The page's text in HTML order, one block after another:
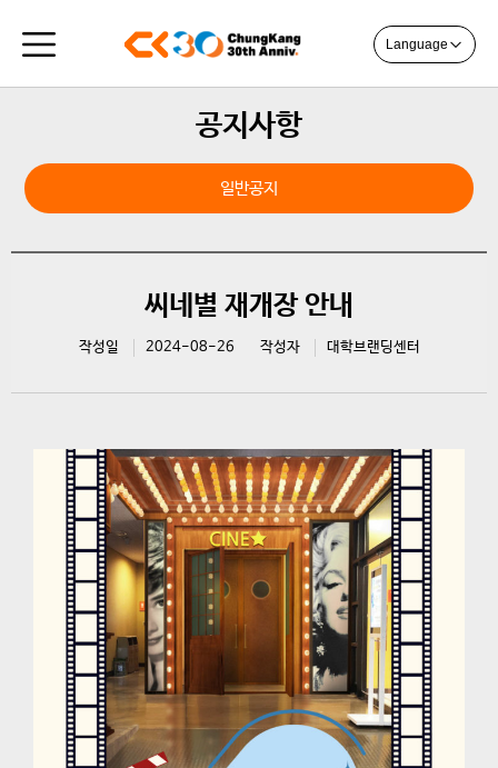
Language
공지사항
일반공지
씨네별 재개장 안내
작성일 2024-08-26 작성자 대학브랜딩센터